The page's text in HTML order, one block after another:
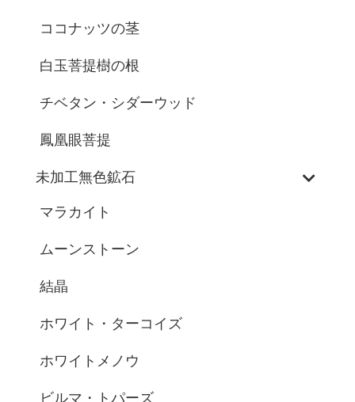
ココナッツの茎
白玉菩提樹の根
チベタン・シダーウッド
鳳凰眼菩提
未加工無色鉱石
マラカイト
ムーンストーン
結晶
ホワイト・ターコイズ
ホワイトメノウ
ビルマ・トパーズ